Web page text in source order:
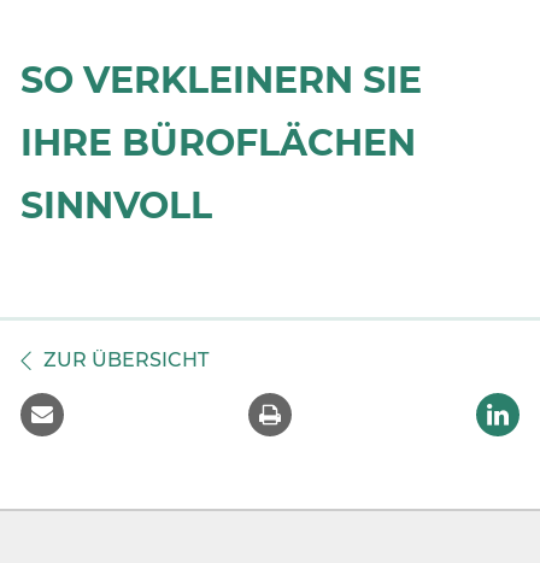
SO VERKLEINERN SIE
IHRE BÜROFLÄCHEN
SINNVOLL
ZUR ÜBERSICHT